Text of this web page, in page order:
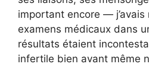
important encore — j’avais
examens médicaux dans
résultats étaient
infertile bien avant même